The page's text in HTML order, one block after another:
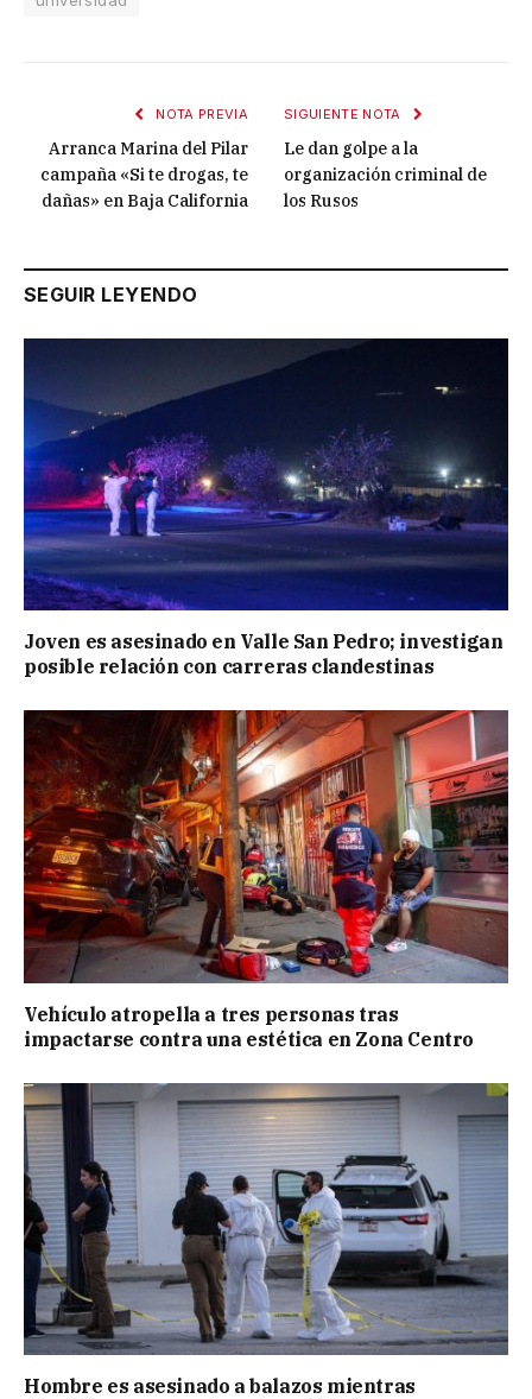
NOTA PREVIA
Arranca Marina del Pilar
campaña «Si te drogas, te
dañas» en Baja California
SIGUIENTE NOTA
Le dan golpe a la
organización criminal de
los Rusos
SEGUIR LEYENDO
Joven es asesinado en Valle San Pedro; investigan
posible relación con carreras clandestinas
Vehículo atropella a tres personas tras
impactarse contra una estética en Zona Centro
Hombre es asesinado a balazos mientras